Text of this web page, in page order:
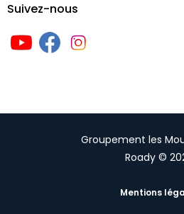
Suivez-nous
Groupement les
Roady ©
Mentions